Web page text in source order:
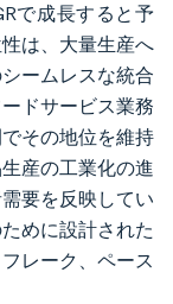
で成長すると予
は、大量生産へ
ームレスな統合
ドサービス業務
その地位を維持
産の工業化の進
要を反映してい
めに設計された
レーク、ペース